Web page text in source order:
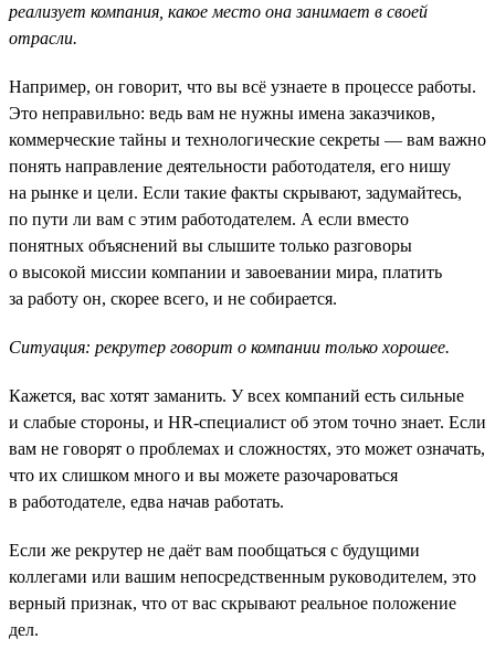
реализует компания, какое место она занимает в своей
отрасли.
Например, он говорит, что вы всё узнаете в процессе работы.
Это неправильно: ведь вам не нужны имена заказчиков,
коммерческие тайны и технологические секреты — вам важно
понять направление деятельности работодателя, его нишу
на рынке и цели. Если такие факты скрывают, задумайтесь,
по пути ли вам с этим работодателем. А если вместо
понятных объяснений вы слышите только разговоры
о высокой миссии компании и завоевании мира, платить
за работу он, скорее всего, и не собирается.
Ситуация: рекрутер говорит о компании только хорошее.
Кажется, вас хотят заманить. У всех компаний есть сильные
и слабые стороны, и HR-специалист об этом точно знает. Если
вам не говорят о проблемах и сложностях, это может означать,
что их слишком много и вы можете разочароваться
в работодателе, едва начав работать.
Если же рекрутер не даёт вам пообщаться с будущими
коллегами или вашим непосредственным руководителем, это
верный признак, что от вас скрывают реальное положение
дел.